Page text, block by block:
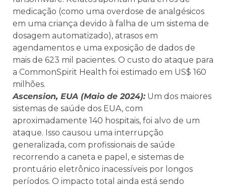
medicação (como uma overdose de analgésicos
em uma criança devido à falha de um sistema de
dosagem automatizado), atrasos em
agendamentos e uma exposição de dados de
mais de 623 mil pacientes. O custo do ataque para
a CommonSpirit Health foi estimado em US$ 160
milhões.
Ascension, EUA (Maio de 2024):Um dos maiores
sistemas de saúde dos EUA, com
aproximadamente 140 hospitais, foi alvo de um
ataque. Isso causou uma interrupção
generalizada, com profissionais de saúde
recorrendo a caneta e papel, e sistemas de
prontuário eletrônico inacessíveis por longos
períodos. O impacto total ainda está sendo